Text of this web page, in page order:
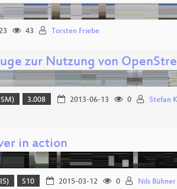
43 Torsten Friebe
zur Nutzung von
3.008 2013-06-13 0 Stefan
in action
S10 2015-03-12 0 Nils Bühner